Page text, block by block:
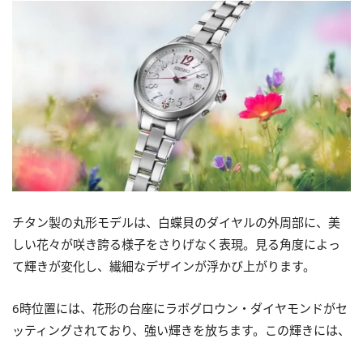
チタン製の丸形モデルは、白蝶貝のダイヤルの外周部に、美
しい花々が咲き誇る様子をさりげなく表現。見る角度によっ
て輝きが変化し、繊細なデザインが浮かび上がります。
6時位置には、花形の台座にラボグロウン・ダイヤモンドがセ
ッティングされており、強い輝きを放ちます。この輝きには、